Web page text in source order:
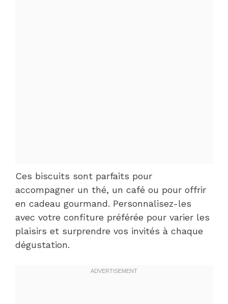
Ces biscuits sont parfaits pour
accompagner un thé, un café ou pour offrir
en cadeau gourmand. Personnalisez-les
avec votre confiture préférée pour varier les
plaisirs et surprendre vos invités à chaque
dégustation.